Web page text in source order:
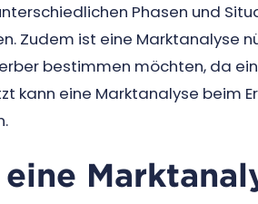
Phasen und
Zudem ist eine Marktanalyse
bestimmen möchten, da
kann eine Marktanalyse beim